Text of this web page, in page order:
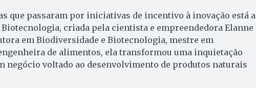
que passaram por iniciativas de incentivo à inovação está a
criada pela cientista e empreendedora Elanne
em Biodiversidade e Biotecnologia, mestre em
de alimentos, ela transformou uma inquietação
negócio voltado ao desenvolvimento de produtos naturais